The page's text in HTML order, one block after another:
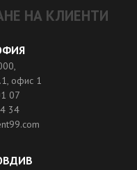
НА КЛИЕНТИ
офис 1
07
34